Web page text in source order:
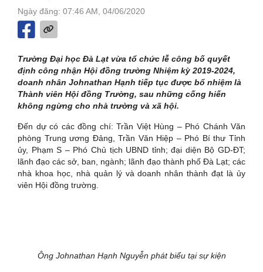
Ngày đăng: 07:46 AM, 04/06/2020
Trường Đại học Đà Lạt vừa tổ chức lễ công bố quyết
định công nhận Hội đồng trường Nhiệm kỳ 2019-2024,
doanh nhân Johnathan Hạnh tiếp tục được bổ nhiệm là
Thành viên Hội đồng Trường, sau những cống hiến
không ngừng cho nhà trường và xã hội.
Đến dự có các đồng chí: Trần Việt Hùng – Phó Chánh Văn
phòng Trung ương Đảng, Trần Văn Hiệp – Phó Bí thư Tỉnh
ủy, Phạm S – Phó Chủ tịch UBND tỉnh; đại diện Bộ GD-ĐT;
lãnh đạo các sở, ban, ngành; lãnh đạo thành phố Đà Lạt; các
nhà khoa học, nhà quản lý và doanh nhân thành đạt là ủy
viên Hội đồng trường.
Ông Johnathan Hạnh Nguyễn phát biểu tại sự kiện